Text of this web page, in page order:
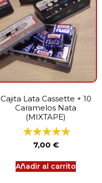
Cajita Lata Cassette + 10
Caramelos Nata
(MIXTAPE)
7,00 €
Añadir al carrito